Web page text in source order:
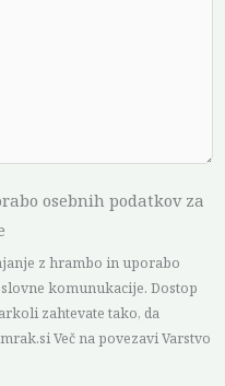
osebnih podatkov za
z hrambo in uporabo
komunukacije. Dostop
zahtevate tako, da
Več na povezavi Varstvo